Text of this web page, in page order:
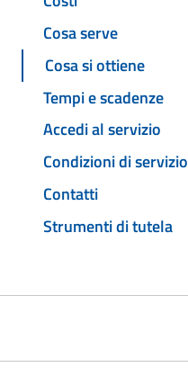
Cosa serve
Cosa si ottiene
Tempi e scadenze
Accedi al servizio
Condizioni di servizio
Contatti
Strumenti di tutela